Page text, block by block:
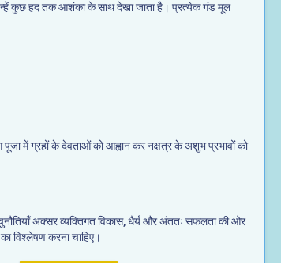
इन्हें कुछ हद तक आशंका के साथ देखा जाता है। प्रत्येक गंड मूल
में ग्रहों के देवताओं को आह्वान कर नक्षत्र के अशुभ प्रभावों को
अक्सर व्यक्तिगत विकास, धैर्य और अंततः सफलता की ओर
विश्लेषण करना चाहिए।